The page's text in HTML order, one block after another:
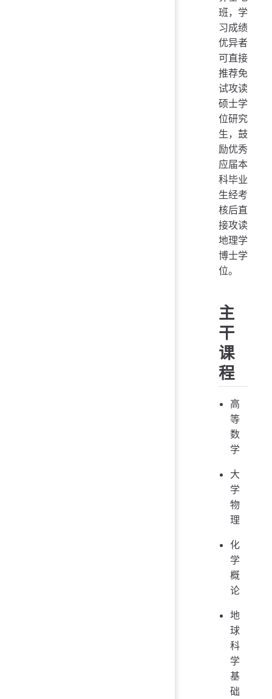
班，学
习成绩
优异者
可直接
推荐免
试攻读
硕士学
位研究
生，鼓
励优秀
应届本
科毕业
生经考
核后直
接攻读
地理学
博士学
位。
主
干
课
程
高
等
数
学
大
学
物
理
化
学
概
论
地
球
科
学
基
础